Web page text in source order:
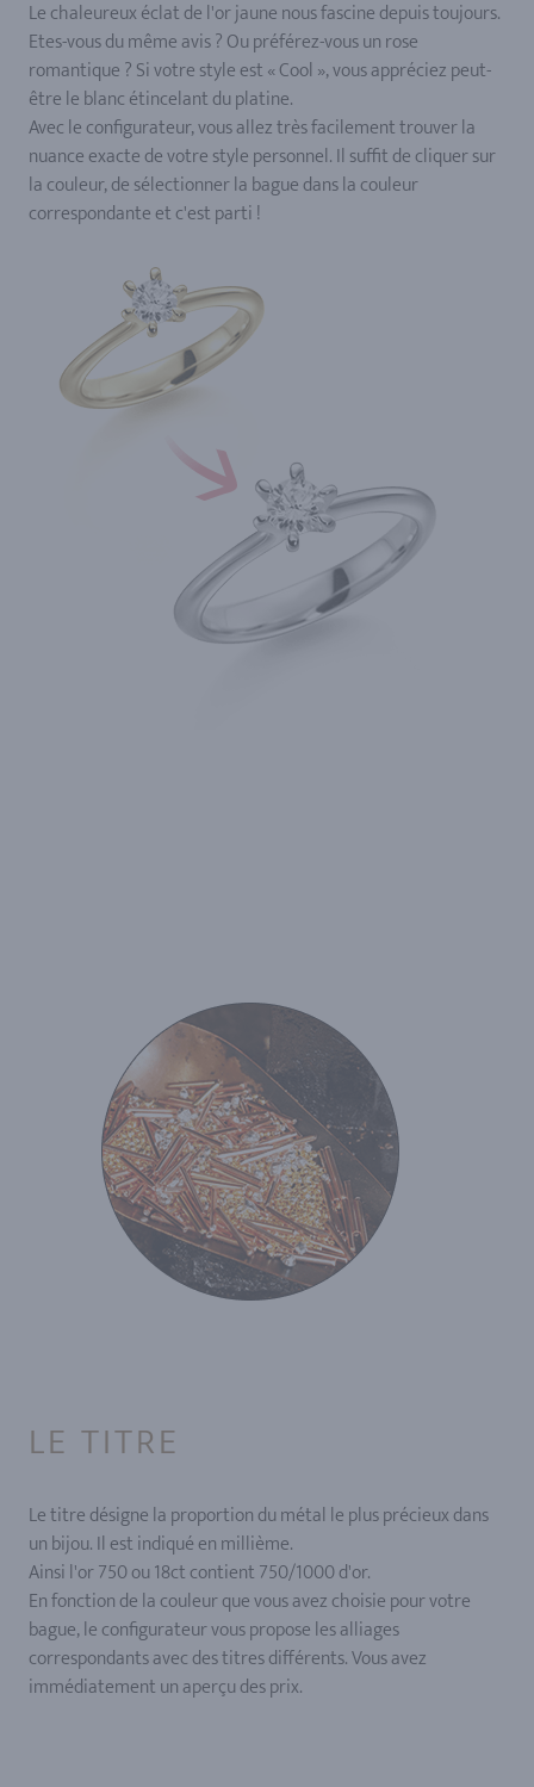
Le chaleureux éclat de l'or jaune nous fascine depuis toujours.
Etes-vous du même avis ? Ou préférez-vous un rose
romantique ? Si votre style est « Cool », vous appréciez peut-
être le blanc étincelant du platine.
Avec le configurateur, vous allez très facilement trouver la
nuance exacte de votre style personnel. Il suffit de cliquer sur
la couleur, de sélectionner la bague dans la couleur
correspondante et c'est parti !
LE TITRE
Le titre désigne la proportion du métal le plus précieux dans
un bijou. Il est indiqué en millième.
Ainsi l'or 750 ou 18ct contient 750/1000 d'or.
En fonction de la couleur que vous avez choisie pour votre
bague, le configurateur vous propose les alliages
correspondants avec des titres différents. Vous avez
immédiatement un aperçu des prix.